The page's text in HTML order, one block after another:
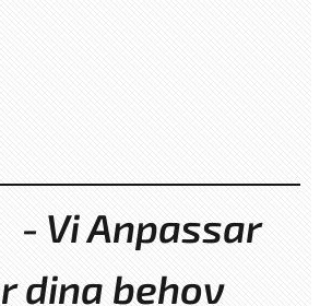
Vi Anpassar
dina behov